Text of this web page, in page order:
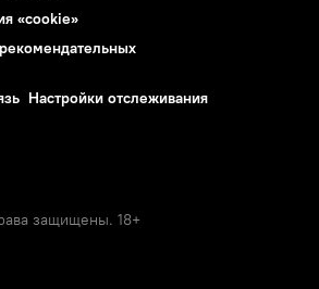
«cookie»
Настройки отслеживания
защищены. 18+